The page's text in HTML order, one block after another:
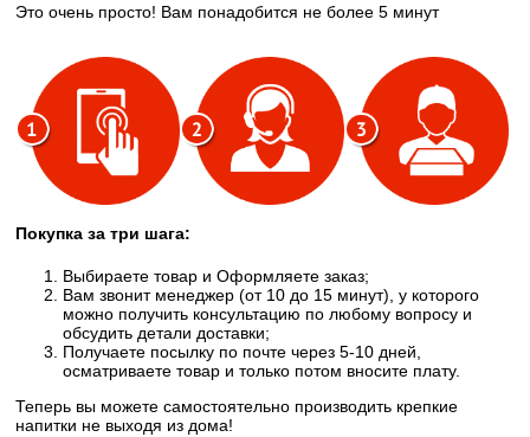
Это очень просто! Вам понадобится не более 5 минут
Покупка за три шага:
Выбираете товар и Оформляете заказ;
Вам звонит менеджер (от 10 до 15 минут), у которого
можно получить консультацию по любому вопросу и
обсудить детали доставки;
Получаете посылку по почте через 5-10 дней,
осматриваете товар и только потом вносите плату.
Теперь вы можете самостоятельно производить крепкие
напитки не выходя из дома!